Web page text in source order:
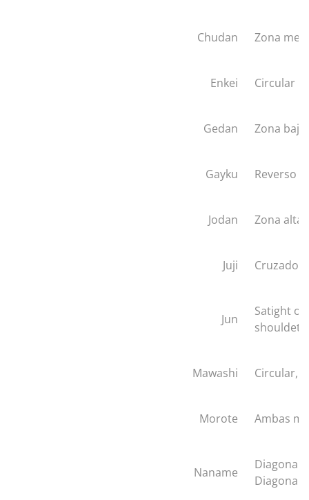
Chudan Zona
Enkei Circular
Gedan Zona baja
Gayku Reverso
Jodan Zona alta
Juji Cruzado
Jun
Satight off
shouldet
Mawashi Circular,
Morote Ambas
Naname
Diagonal,